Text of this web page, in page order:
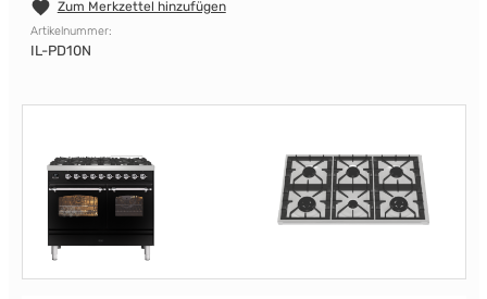
Zum Merkzettel hinzufügen
Artikelnummer:
IL-PD10N